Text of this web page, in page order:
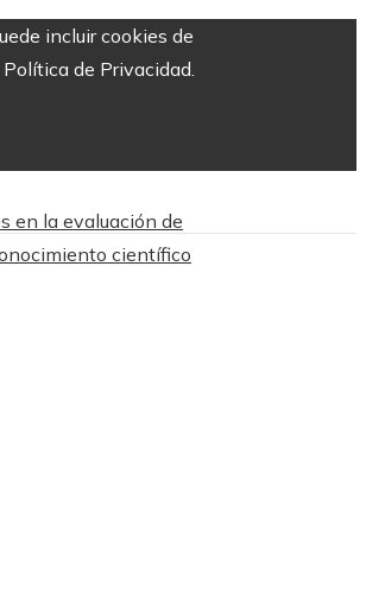
incluir cookies de
de Privacidad.
en la evaluación de
científico